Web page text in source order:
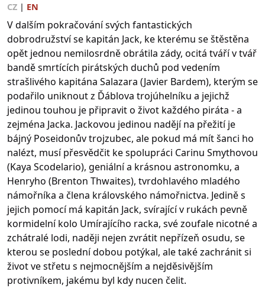
CZ | EN
V dalším pokračování svých fantastických
dobrodružství se kapitán Jack, ke kterému se štěstěna
opět jednou nemilosrdně obrátila zády, ocitá tváří v tvář
bandě smrtících pirátských duchů pod vedením
strašlivého kapitána Salazara (Javier Bardem), kterým se
podařilo uniknout z Ďáblova trojúhelníku a jejichž
jedinou touhou je připravit o život každého piráta - a
zejména Jacka. Jackovou jedinou nadějí na přežití je
bájný Poseidonův trojzubec, ale pokud má mít šanci ho
nalézt, musí přesvědčit ke spolupráci Carinu Smythovou
(Kaya Scodelario), geniální a krásnou astronomku, a
Henryho (Brenton Thwaites), tvrdohlavého mladého
námořníka a člena královského námořnictva. Jedině s
jejich pomocí má kapitán Jack, svírající v rukách pevně
kormidelní kolo Umírajícího racka, své zoufale nicotné a
zchátralé lodi, naději nejen zvrátit nepřízeň osudu, se
kterou se poslední dobou potýkal, ale také zachránit si
život ve střetu s nejmocnějším a nejděsivějším
protivníkem, jakému byl kdy nucen čelit.